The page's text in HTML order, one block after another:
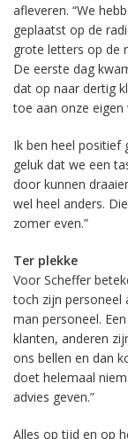
afleveren. “We
geplaatst op de
grote letters op de
De eerste dag
dat op naar dertig
toe aan onze eigen
Ik ben heel positief
geluk dat we een
door kunnen
wel heel anders.
zomer even.”
Ter plekke
Voor Scheffer
toch zijn personeel
man personeel.
klanten, anderen
ons bellen en dan
doet helemaal
advies geven.”
Alles op tijd en op